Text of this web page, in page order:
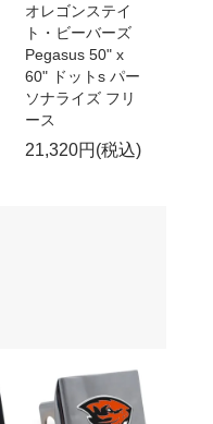
オレゴンステイ
ト・ビーバーズ
Pegasus 50" x
60" ドットs パー
ソナライズ フリ
ース
21,320円(税込)